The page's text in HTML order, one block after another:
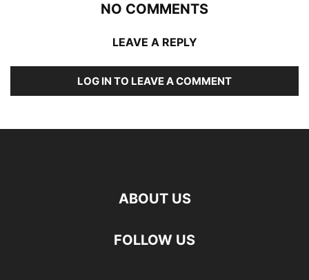
NO COMMENTS
LEAVE A REPLY
LOG IN TO LEAVE A COMMENT
ABOUT US
FOLLOW US